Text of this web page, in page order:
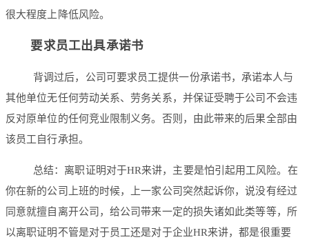
很大程度上降低风险。
要求员工出具承诺书
背调过后，公司可要求员工提供一份承诺书，承诺本人与
其他单位无任何劳动关系、劳务关系，并保证受聘于公司不会违
反对原单位的任何竞业限制义务。否则，由此带来的后果全部由
该员工自行承担。
总结：离职证明对于HR来讲，主要是怕引起用工风险。在
你在新的公司上班的时候，上一家公司突然起诉你，说没有经过
同意就擅自离开公司，给公司带来一定的损失诸如此类等等，所
以离职证明不管是对于员工还是对于企业HR来讲，都是很重要